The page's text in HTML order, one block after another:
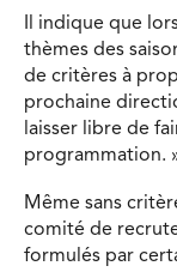
Il indique que
thèmes des
de critères à
prochaine
laisser libre de
programmation.
Même sans
comité de
formulés par